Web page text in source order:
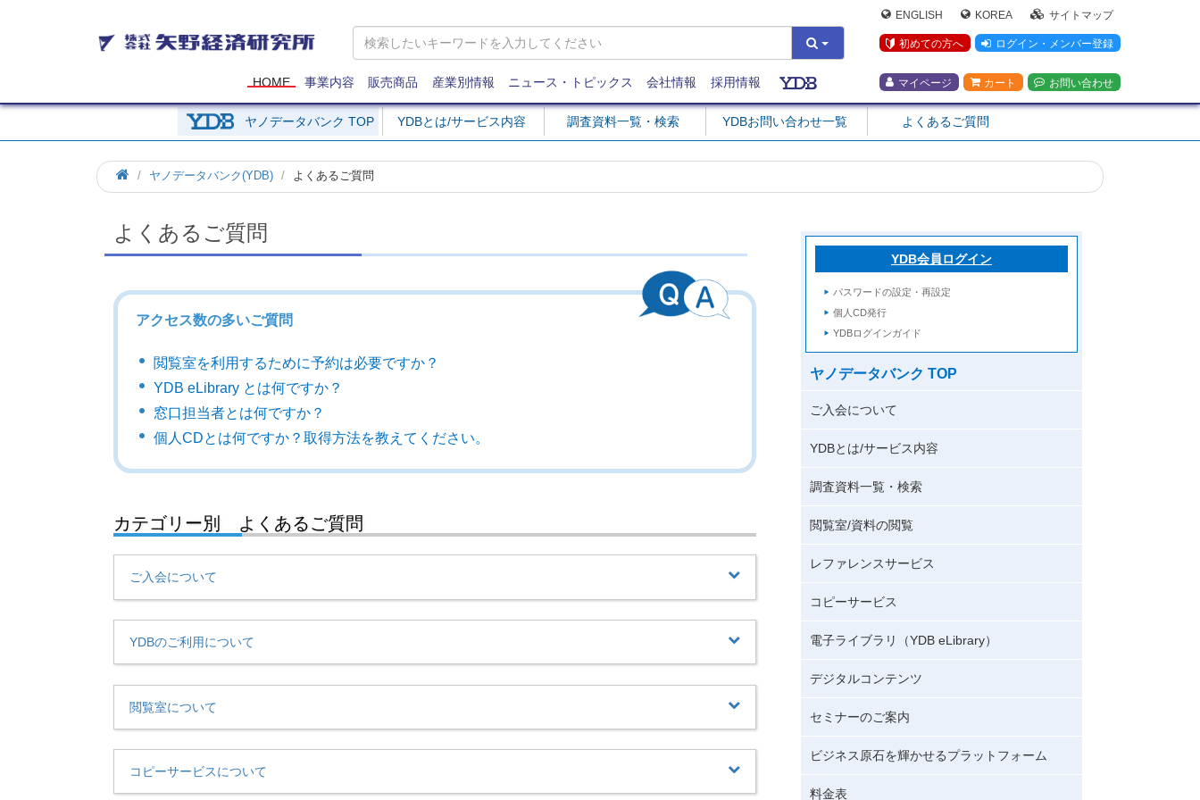
矢
野
研
究
所
ENGLISH KOREA サイトマップ
初めての方へ ログイン・メンバー登録
マイページ カート お問い合わせ
HOME 事業内容 販売商品 産業別情報 ニュース・トピックス 会社情報 採用情報
ヤノデータバンク TOP YDBとは/サービス内容 調査資料一覧・検索 YDBお問い合わせ一覧 よくあるご質問
ヤノデータバンク(YDB) よくあるご質問
よくあるご質問
アクセス数の多いご質問
閲覧室を利用するために予約は必要ですか？
YDB eLibrary とは何ですか？
窓口担当者とは何ですか？
個人CDとは何ですか？取得方法を教えてください。
カテゴリー別 よくあるご質問
ご入会について
YDBのご利用について
閲覧室について
コピーサービスについて
YDB会員ログイン
パスワードの設定・再設定
個人CD発行
YDBログインガイド
ヤノデータバンク TOP
ご入会について
YDBとは/サービス内容
調査資料一覧・検索
閲覧室/資料の閲覧
レファレンスサービス
コピーサービス
電子ライブラリ（YDB eLibrary）
デジタルコンテンツ
セミナーのご案内
ビジネス原石を輝かせるプラットフォーム
料金表